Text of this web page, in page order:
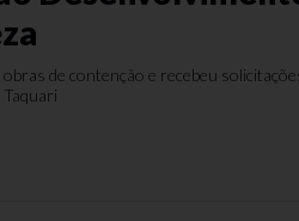
de contenção e recebeu